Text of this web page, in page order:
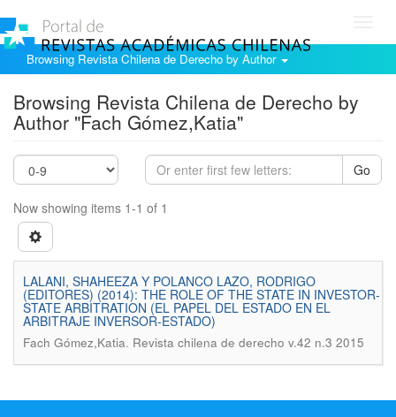
Browsing Revista Chilena de Derecho by Author
Browsing Revista Chilena de Derecho by
Author "Fach Gómez,Katia"
Go
Now showing items 1-1 of 1
LALANI, SHAHEEZA Y POLANCO LAZO, RODRIGO
(EDITORES) (2014): THE ROLE OF THE STATE IN INVESTOR-
STATE ARBITRATION (EL PAPEL DEL ESTADO EN EL
ARBITRAJE INVERSOR-ESTADO)
Fach Gómez,Katia. Revista chilena de derecho v.42 n.3 2015